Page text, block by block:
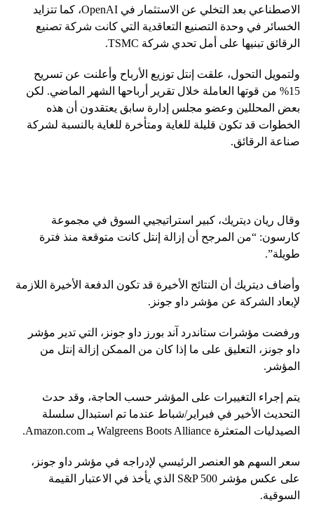
الاصطناعي بعد التخلي عن الاستثمار في OpenAI، كما تتزايد
الخسائر في وحدة التصنيع التعاقدية التي كانت شركة تصنيع
الرقائق تبنيها على أمل تحدي شركة TSMC.
ولتمويل التحول، علقت إنتل توزيع الأرباح وأعلنت عن تسريح
15% من قوتها العاملة خلال تقرير أرباحها الشهر الماضي. لكن
بعض المحللين وعضو مجلس إدارة سابق يعتقدون أن هذه
الخطوات قد تكون قليلة للغاية ومتأخرة للغاية بالنسبة لشركة
صناعة الرقائق.
وقال ريان ديتريك، كبير استراتيجيي السوق في مجموعة
كارسون: “من المرجح أن إزالة إنتل كانت متوقعة منذ فترة
طويلة”.
وأضاف ديتريك أن النتائج الأخيرة قد تكون الدفعة الأخيرة اللازمة
لإبعاد الشركة عن مؤشر داو جونز.
ورفضت مؤشرات ستاندرد آند بورز داو جونز، التي تدير مؤشر
داو جونز، التعليق على ما إذا كان من الممكن إزالة إنتل من
المؤشر.
يتم إجراء التغييرات على المؤشر حسب الحاجة، وقد حدث
التحديث الأخير في فبراير/شباط عندما تم استبدال سلسلة
الصيدليات المتعثرة Walgreens Boots Alliance بـ Amazon.com.
سعر السهم هو العنصر الرئيسي لإدراجه في مؤشر داو جونز،
على عكس مؤشر S&P 500 الذي يأخذ في الاعتبار القيمة
السوقية.